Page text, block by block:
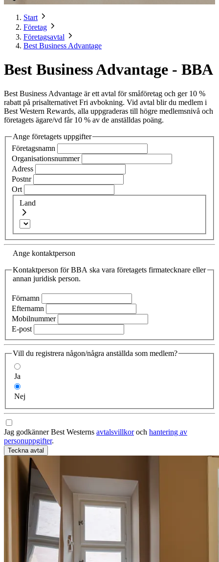
Start
Företag
Företagsavtal
Best Business Advantage
Best Business Advantage - BBA
Best Business Advantage är ett avtal för småföretag och ger 10 %
rabatt på prisalternativet Fri avbokning. Vid avtal blir du medlem i
Best Western Rewards, alla uppgraderas till högre medlemsnivå och
företagets ägare/vd får 10 % av de anställdas poäng.
Ange företagets uppgifter
Företagsnamn
Organisationsnummer
Adress
Postnr
Ort
Land
Ange kontaktperson
Kontaktperson för BBA ska vara företagets firmatecknare eller
annan juridisk person.
Förnamn
Efternamn
Mobilnummer
E-post
Vill du registrera någon/några anställda som medlem?
Ja
Nej
Jag godkänner Best Westerns avtalsvillkoroch hantering av
personuppgifter.
Teckna avtal